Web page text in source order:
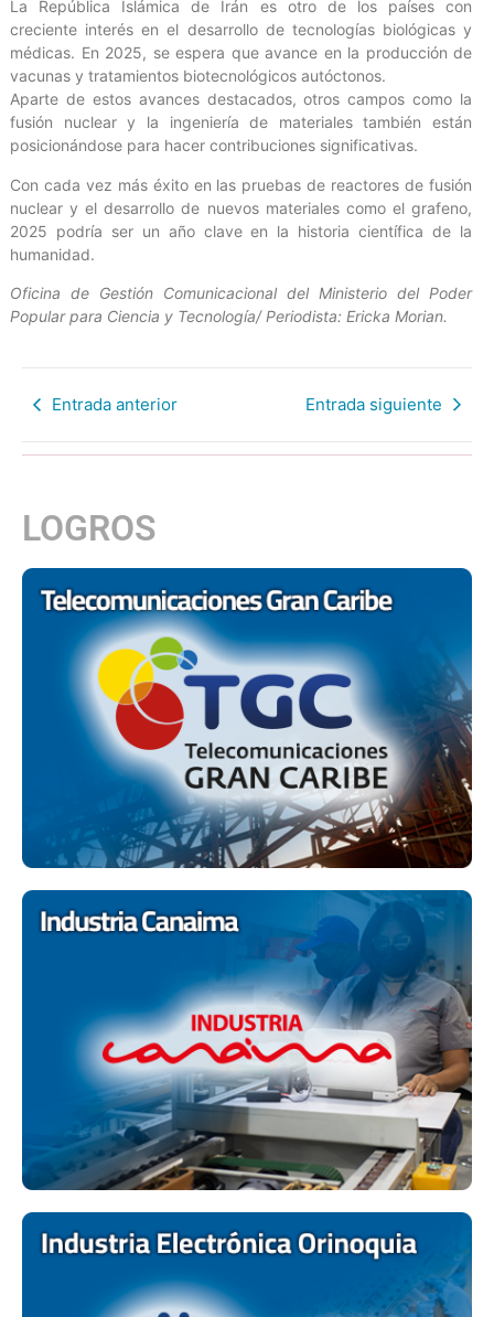
La República Islámica de Irán es otro de los países con
creciente interés en el desarrollo de tecnologías biológicas y
médicas. En 2025, se espera que avance en la producción de
vacunas y tratamientos biotecnológicos autóctonos.
Aparte de estos avances destacados, otros campos como la
fusión nuclear y la ingeniería de materiales también están
posicionándose para hacer contribuciones significativas.
Con cada vez más éxito en las pruebas de reactores de fusión
nuclear y el desarrollo de nuevos materiales como el grafeno,
2025 podría ser un año clave en la historia científica de la
humanidad.
Oficina de Gestión Comunicacional del Ministerio del Poder
Popular para Ciencia y Tecnología/ Periodista: Ericka Morian.
Entrada anterior Entrada siguiente
LOGROS